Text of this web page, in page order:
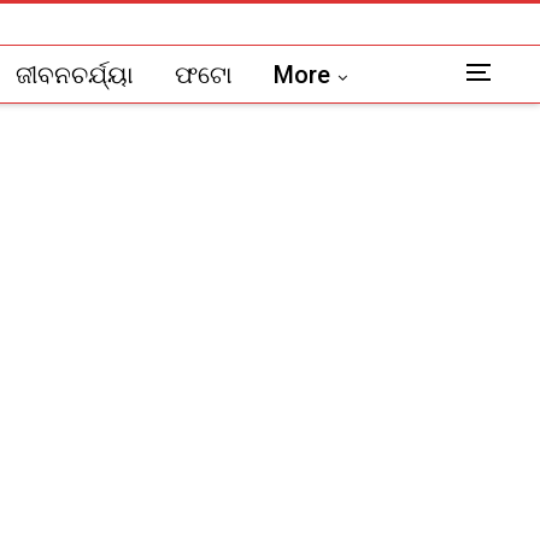
ଜୀବନଚର୍ଯ୍ୟା ଫଟୋ More